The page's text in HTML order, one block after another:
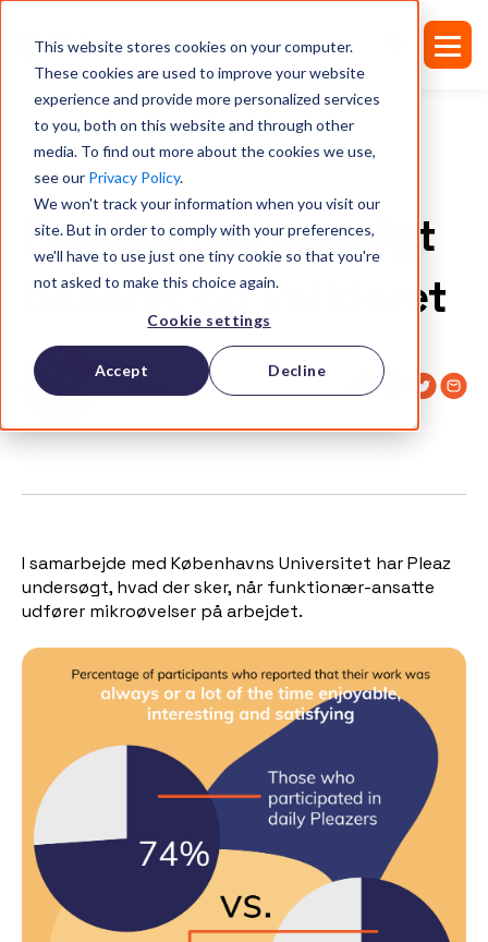
This website stores cookies on your computer.
These cookies are used to improve your website
experience and provide more personalized services
to you, both on this website and through other
media. To find out more about the cookies we use,
see our Privacy Policy.
We won't track your information when you visit our
site. But in order to comply with your preferences,
we'll have to use just one tiny cookie so that you're
not asked to make this choice again.
Cookie settings
Accept Decline
ARTIKLER
Forskningsmæssigt
baseret og valideret
Pleaz
I samarbejde med Københavns Universitet har Pleaz
undersøgt, hvad der sker, når funktionær-ansatte
udfører mikroøvelser på arbejdet.